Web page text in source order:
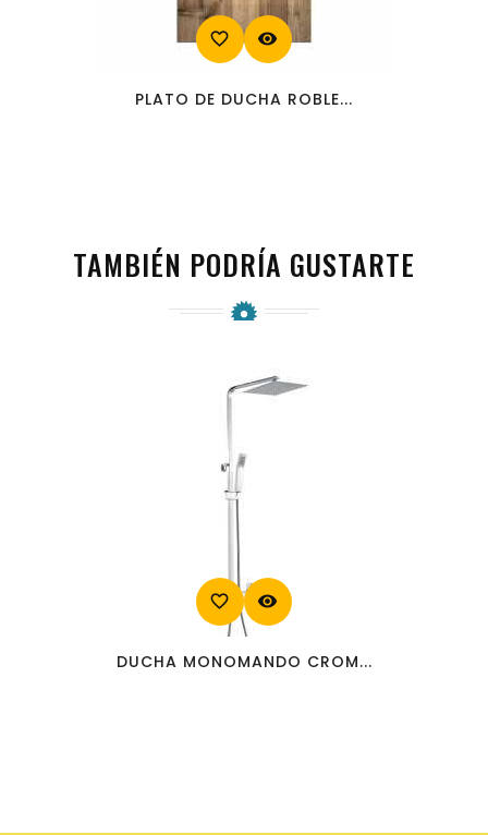
favorite_border visibility
PLATO DE DUCHA ROBLE...
TAMBIÉN PODRÍA GUSTARTE
favorite_border visibility
DUCHA MONOMANDO CROM...